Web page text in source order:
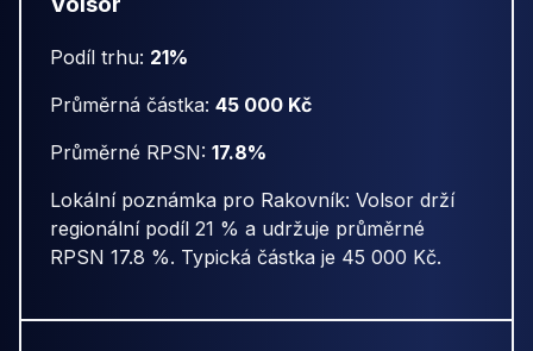
Podíl trhu: 21%
Průměrná částka: 45 000 Kč
Průměrné RPSN: 17.8%
Lokální poznámka pro Rakovník: Volsor drží
regionální podíl 21 % a udržuje průměrné
RPSN 17.8 %. Typická částka je 45 000 Kč.